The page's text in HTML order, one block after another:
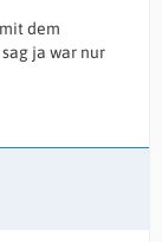
dem
ja war nur